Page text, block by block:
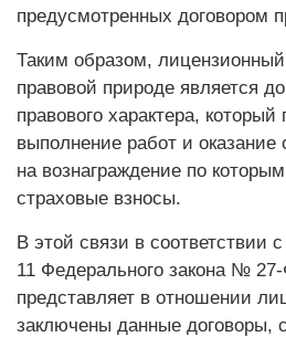
предусмотренных договором
Таким образом, лицензионный
правовой природе является
правового характера,
выполнение работ и оказание
на вознаграждение по
страховые взносы.
В этой связи в соответствии
11 Федерального закона №
представляет в отношении
заключены данные договоры,